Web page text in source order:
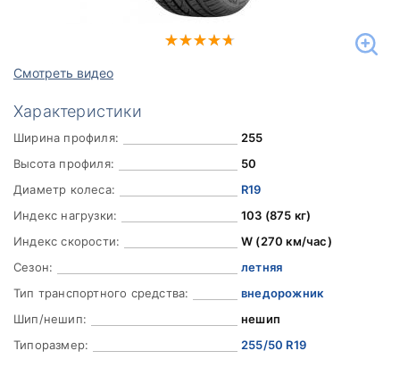
Смотреть видео
Характеристики
Ширина профиля:
255
Высота профиля:
50
Диаметр колеса:
R19
Индекс нагрузки:
103 (875 кг)
Индекс скорости:
W (270 км/час)
Сезон:
летняя
Тип транспортного средства:
внедорожник
Шип/нешип:
нешип
Типоразмер:
255/50 R19